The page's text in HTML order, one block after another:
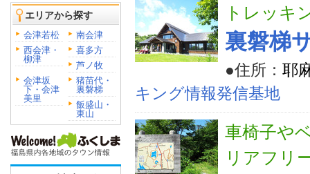
エリアから探す
会津若松
南会津
西会津・
柳津
喜多方
芦ノ牧
会津坂
下・会津
美里
猪苗代・
裏磐梯
飯盛山・
東山
トレッキ
裏磐梯
●住所： 耶
キング情報発信基地
車椅子や
リアフリ